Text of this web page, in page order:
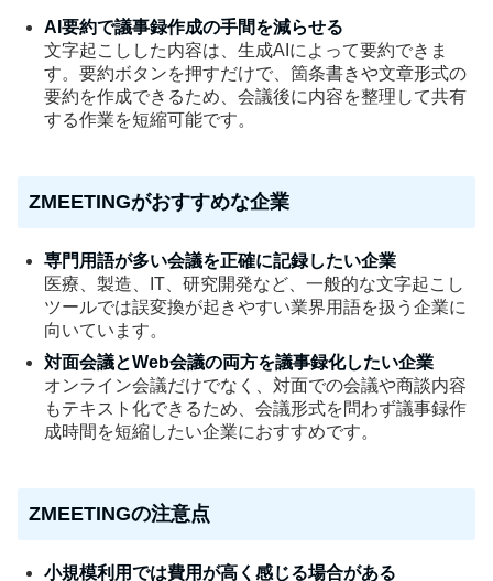
AI要約で議事録作成の手間を減らせる
文字起こしした内容は、生成AIによって要約できま
す。要約ボタンを押すだけで、箇条書きや文章形式の
要約を作成できるため、会議後に内容を整理して共有
する作業を短縮可能です。
ZMEETINGがおすすめな企業
専門用語が多い会議を正確に記録したい企業
医療、製造、IT、研究開発など、一般的な文字起こし
ツールでは誤変換が起きやすい業界用語を扱う企業に
向いています。
対面会議とWeb会議の両方を議事録化したい企業
オンライン会議だけでなく、対面での会議や商談内容
もテキスト化できるため、会議形式を問わず議事録作
成時間を短縮したい企業におすすめです。
ZMEETINGの注意点
小規模利用では費用が高く感じる場合がある